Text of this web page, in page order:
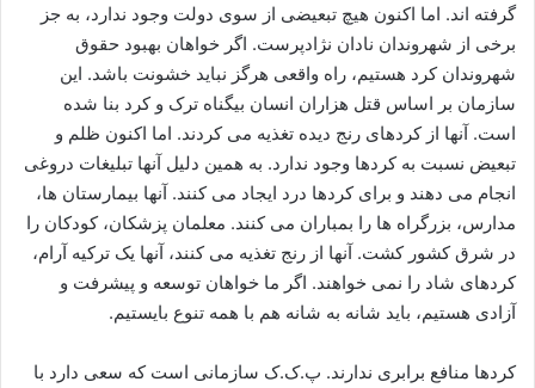
گرفته اند. اما اکنون هیچ تبعیضی از سوی دولت وجود ندارد، به جز
برخی از شهروندان نادان نژادپرست. اگر خواهان بهبود حقوق
شهروندان کرد هستیم، راه واقعی هرگز نباید خشونت باشد. این
سازمان بر اساس قتل هزاران انسان بیگناه ترک و کرد بنا شده
است. آنها از کردهای رنج دیده تغذیه می کردند. اما اکنون ظلم و
تبعیض نسبت به کردها وجود ندارد. به همین دلیل آنها تبلیغات دروغی
انجام می دهند و برای کردها درد ایجاد می کنند. آنها بیمارستان ها،
مدارس، بزرگراه ها را بمباران می کنند. معلمان پزشکان، کودکان را
در شرق کشور کشت. آنها از رنج تغذیه می کنند، آنها یک ترکیه آرام،
کردهای شاد را نمی خواهند. اگر ما خواهان توسعه و پیشرفت و
آزادی هستیم، باید شانه به شانه هم با همه تنوع بایستیم.
کردها منافع برابری ندارند. پ.ک.ک سازمانی است که سعی دارد با